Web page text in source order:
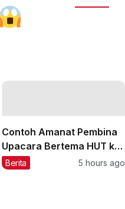
Contoh Amanat Pembina
Upacara Bertema HUT ke-
81 RI 2026
Berita 5 hours ago